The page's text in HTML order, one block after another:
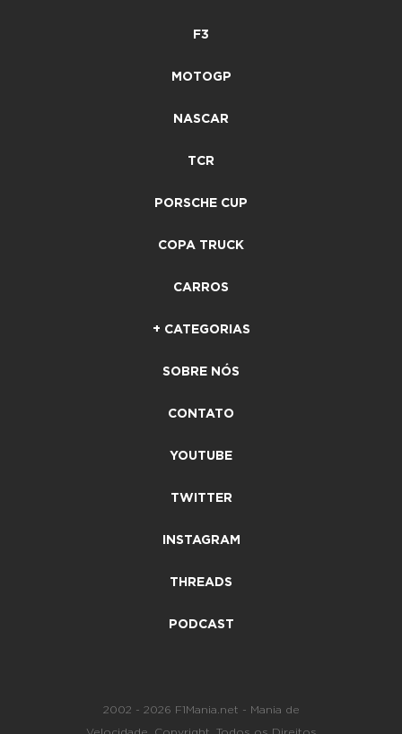
F3
MOTOGP
NASCAR
TCR
PORSCHE CUP
COPA TRUCK
CARROS
+ CATEGORIAS
SOBRE NÓS
CONTATO
YOUTUBE
TWITTER
INSTAGRAM
THREADS
PODCAST
2002 - 2026 F1Mania.net - Mania de
Velocidade. Copyright. Todos os Direitos